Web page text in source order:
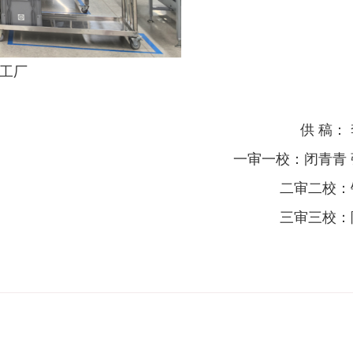
厂
供 稿：
一审一校：闭青青
二审二校
三审三校